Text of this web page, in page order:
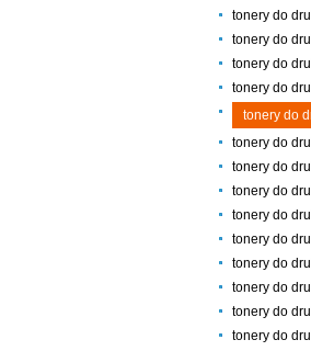
tonery do
tonery do
tonery do
tonery do
tonery do
tonery do
tonery do
tonery do
tonery do
tonery do
tonery do
tonery do
tonery do
tonery do